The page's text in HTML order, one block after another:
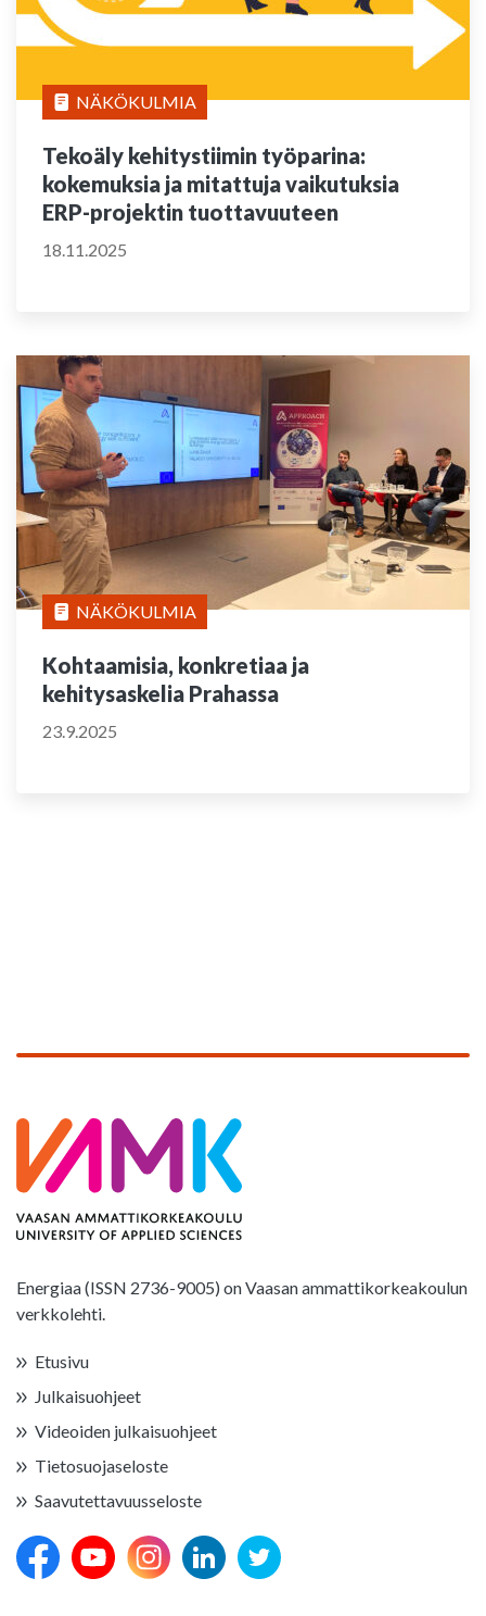
NÄKÖKULMIA
Tekoäly kehitystiimin työparina:
kokemuksia ja mitattuja vaikutuksia
ERP-projektin tuottavuuteen
18.11.2025
NÄKÖKULMIA
Kohtaamisia, konkretiaa ja
kehitysaskelia Prahassa
23.9.2025
Energiaa (ISSN 2736-9005) on Vaasan ammattikorkeakoulun
verkkolehti.
Etusivu
Julkaisuohjeet
Videoiden julkaisuohjeet
Tietosuojaseloste
Saavutettavuusseloste